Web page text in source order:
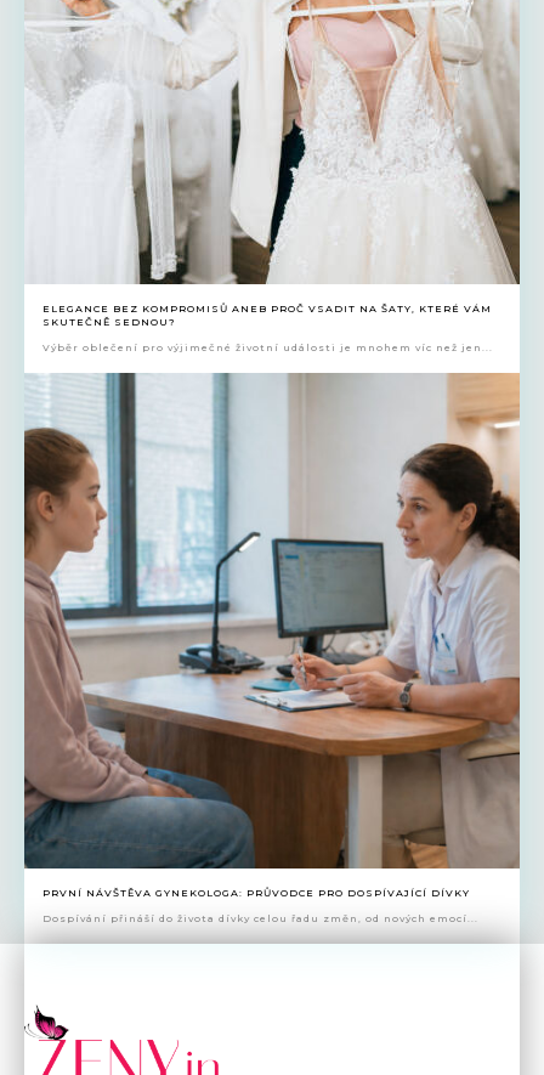
ELEGANCE BEZ KOMPROMISŮ ANEB PROČ VSADIT NA ŠATY, KTERÉ VÁM
SKUTEČNĚ SEDNOU?
Výběr oblečení pro výjimečné životní události je mnohem víc než jen...
PRVNÍ NÁVŠTĚVA GYNEKOLOGA: PRŮVODCE PRO DOSPÍVAJÍCÍ DÍVKY
Dospívání přináší do života dívky celou řadu změn, od nových emocí...